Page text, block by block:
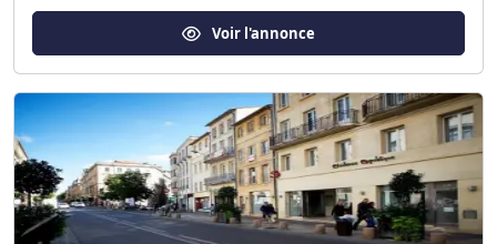
Voir l'annonce